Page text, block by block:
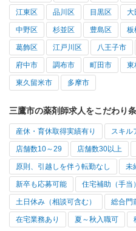
江東区 品川区 目黒区 大
中野区 杉並区 豊島区 板
葛飾区 江戸川区 八王子市
府中市 調布市 町田市 東
東久留米市 多摩市
三鷹市の薬剤師求人をこだわり
産休・育休取得実績有り スキル
店舗数10～29 店舗数30以上
原則、引越しを伴う転勤なし 未
新卒も応募可能 住宅補助（手当
土日休み（相談可含む） 総合門
在宅業務あり 夏～秋入職可